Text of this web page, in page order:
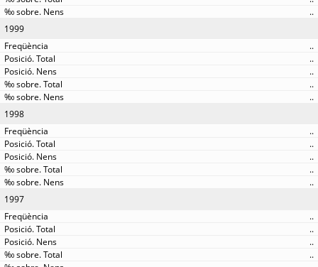
..
1999
..
..
..
..
..
1998
..
..
..
..
..
1997
..
..
..
..